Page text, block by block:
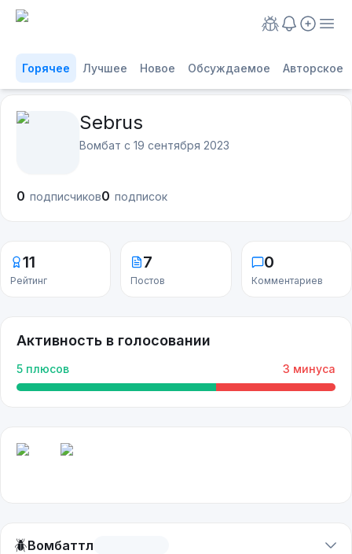
Горячее Лучшее Новое Обсуждаемое Авторское
Sebrus
Вомбат с 19 сентября 2023
0 подписчиков0 подписок
11
Рейтинг
7
Постов
0
Комментариев
Активность в голосовании
5 плюсов 3 минуса
🪲Вомбаттл